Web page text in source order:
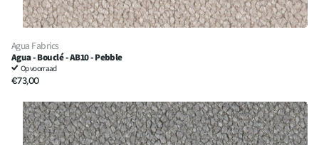
Agua Fabrics
Agua - Bouclé - AB10 - Pebble
Op voorraad
€73,00